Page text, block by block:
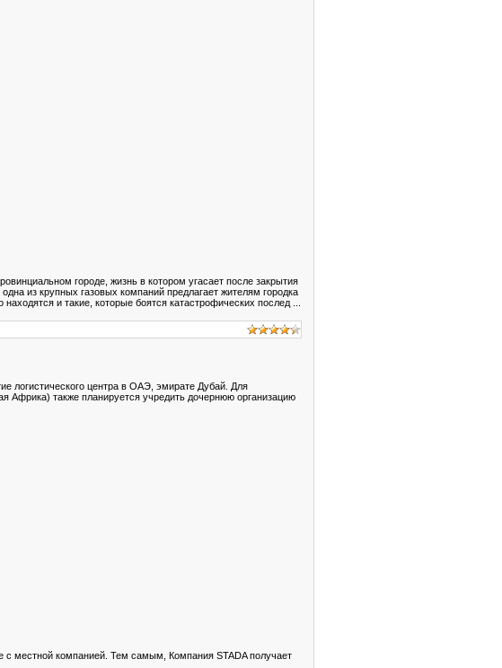
городе, жизнь в котором угасает после закрытия
одна из крупных газовых компаний предлагает жителям городка
и такие, которые боятся катастрофических послед
логистического центра в ОАЭ, эмирате Дубай. Для
Африка) также планируется учредить дочернюю организацию
с местной компанией. Тем самым, Компания STADA получает